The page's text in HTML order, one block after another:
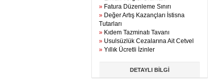
» Fatura Düzenleme Sınırı
» Değer Artış Kazançları İstisna
Tutarları
» Kıdem Tazminatı Tavanı
» Usulsüzlük Cezalarına Ait Cetvel
» Yıllık Ücretli İzinler
DETAYLI BİLGİ